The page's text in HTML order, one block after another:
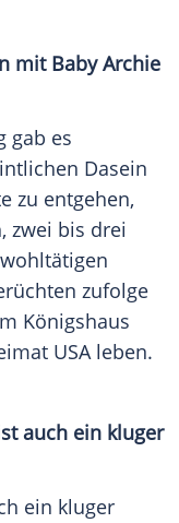
mit Baby Archie
gab es
Dasein
zu entgehen,
zwei bis drei
zufolge
Königshaus
USA leben.
auch ein kluger
ein kluger